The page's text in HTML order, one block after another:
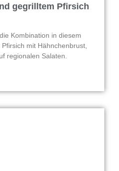
gegrilltem Pfirsich
Kombination in diesem
mit Hähnchenbrust,
regionalen Salaten.